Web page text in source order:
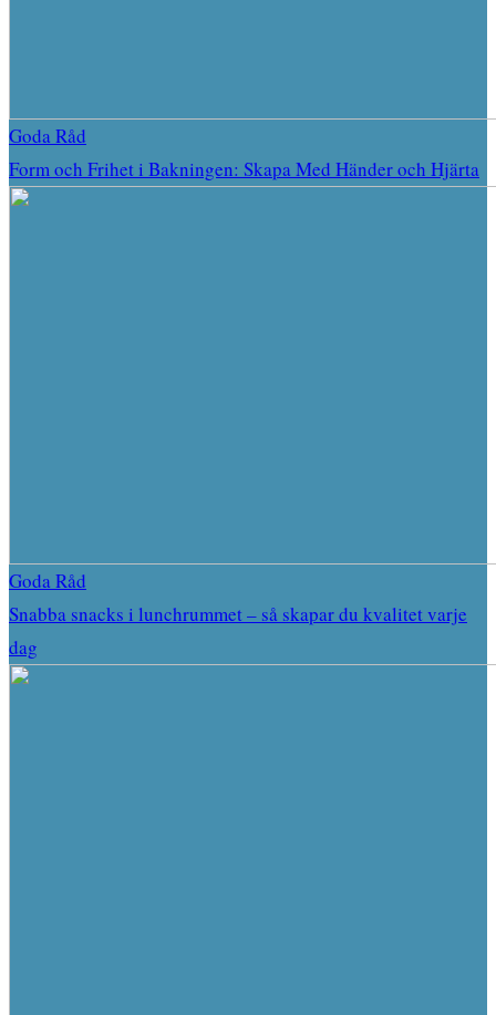
Goda Råd
Form och Frihet i Bakningen: Skapa Med Händer och Hjärta
Goda Råd
Snabba snacks i lunchrummet – så skapar du kvalitet varje
dag